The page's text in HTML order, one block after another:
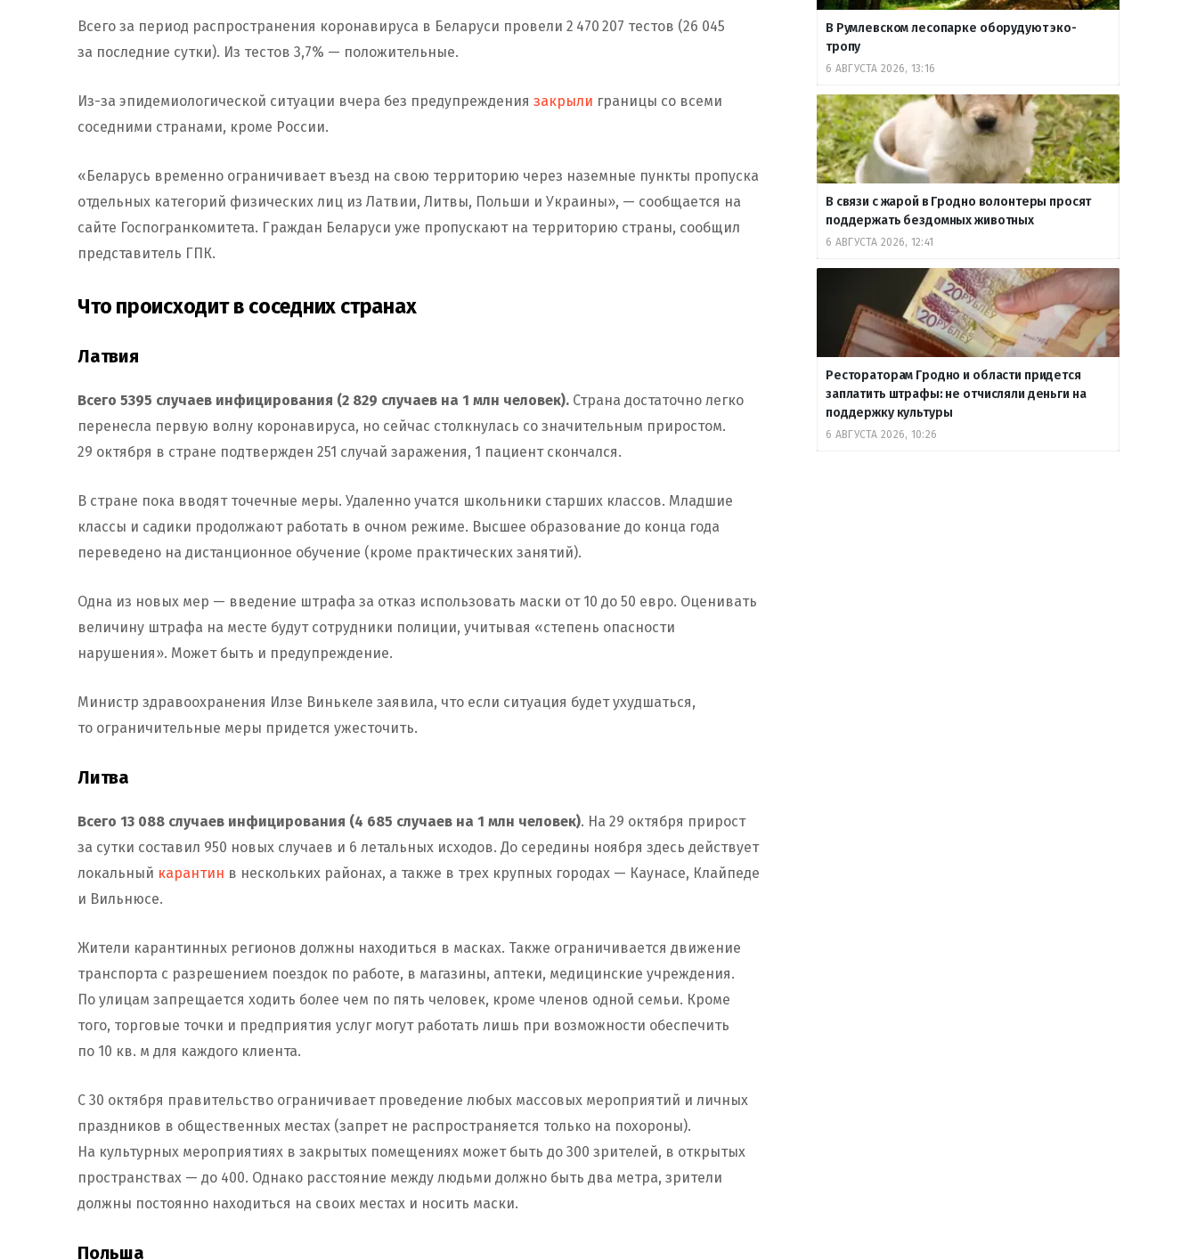
Всего за период распространения коронавируса в Беларуси провели 2 470 207 тестов (26 045
за последние сутки). Из тестов 3,7% — положительные.
Из-за эпидемиологической ситуации вчера без предупреждения закрыли границы со всеми
соседними странами, кроме России.
«Беларусь временно ограничивает въезд на свою территорию через наземные пункты пропуска
отдельных категорий физических лиц из Латвии, Литвы, Польши и Украины», — сообщается на
сайте Госпогранкомитета. Граждан Беларуси уже пропускают на территорию страны, сообщил
представитель ГПК.
Что происходит в соседних странах
Латвия
Всего 5395 случаев инфицирования (2 829 случаев на 1 млн человек). Страна достаточно легко
перенесла первую волну коронавируса, но сейчас столкнулась со значительным приростом.
29 октября в стране подтвержден 251 случай заражения, 1 пациент скончался.
В стране пока вводят точечные меры. Удаленно учатся школьники старших классов. Младшие
классы и садики продолжают работать в очном режиме. Высшее образование до конца года
переведено на дистанционное обучение (кроме практических занятий).
Одна из новых мер — введение штрафа за отказ использовать маски от 10 до 50 евро. Оценивать
величину штрафа на месте будут сотрудники полиции, учитывая «степень опасности
нарушения». Может быть и предупреждение.
Министр здравоохранения Илзе Винькеле заявила, что если ситуация будет ухудшаться,
то ограничительные меры придется ужесточить.
Литва
Всего 13 088 случаев инфицирования (4 685 случаев на 1 млн человек). На 29 октября прирост
за сутки составил 950 новых случаев и 6 летальных исходов. До середины ноября здесь действует
локальный карантин в нескольких районах, а также в трех крупных городах — Каунасе, Клайпеде
и Вильнюсе.
Жители карантинных регионов должны находиться в масках. Также ограничивается движение
транспорта с разрешением поездок по работе, в магазины, аптеки, медицинские учреждения.
По улицам запрещается ходить более чем по пять человек, кроме членов одной семьи. Кроме
того, торговые точки и предприятия услуг могут работать лишь при возможности обеспечить
по 10 кв. м для каждого клиента.
С 30 октября правительство ограничивает проведение любых массовых мероприятий и личных
праздников в общественных местах (запрет не распространяется только на похороны).
На культурных мероприятиях в закрытых помещениях может быть до 300 зрителей, в открытых
пространствах — до 400. Однако расстояние между людьми должно быть два метра, зрители
должны постоянно находиться на своих местах и носить маски.
Польша
В Румлевском лесопарке оборудуют эко-
тропу
6 АВГУСТА 2026, 13:16
В связи с жарой в Гродно волонтеры просят
поддержать бездомных животных
6 АВГУСТА 2026, 12:41
Рестораторам Гродно и области придется
заплатить штрафы: не отчисляли деньги на
поддержку культуры
6 АВГУСТА 2026, 10:26